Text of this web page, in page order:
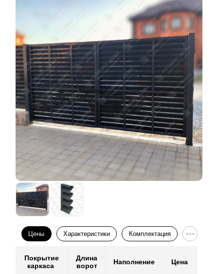
Цены Характеристики Комплектация
Покрытие
каркаса
Длина
ворот
Наполнение Цена